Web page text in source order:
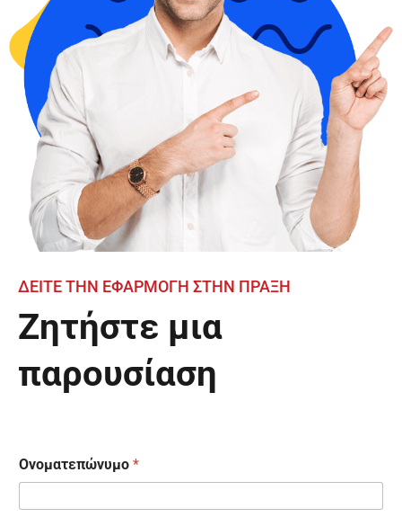
ΔΕΙΤΕ ΤΗΝ ΕΦΑΡΜΟΓΗ ΣΤΗΝ ΠΡΑΞΗ
Ζητήστε μια
παρουσίαση
Ονοματεπώνυμο *